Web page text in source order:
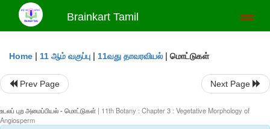
Brainkart Tamil
Home | 11 ஆம் வகுப்பு | 11வது தாவரவியல் | மொட்டுகள்
Prev Page Next Page
உடலப் புற அமைப்பியல் - மொட்டுகள் | 11th Botany : Chapter 3 : Vegetative Morphology of
Angiosperm